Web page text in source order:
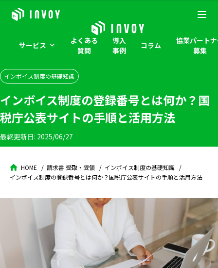
サービス
よくある
質問
導入
事例
コラム
協業パート
募集
インボイス制度の基礎知識
インボイス制度の登録番号とは何か？国
税庁公表サイトの手順と活用方法
最終更新日: 2025/06/27
HOME 請求書 受取・受領
インボイス制度の基礎知識
インボイス制度の登録番号とは何か？国税庁公表サイトの手順と活用方法